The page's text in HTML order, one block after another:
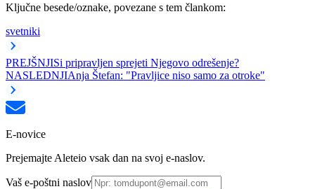
Ključne besede/oznake, povezane s tem člankom:
svetniki
PREJŠNJISi pripravljen sprejeti Njegovo odrešenje?
NASLEDNJIAnja Štefan: "Pravljice niso samo za otroke"
E-novice
Prejemajte Aleteio vsak dan na svoj e-naslov.
Vaš e-poštni naslov